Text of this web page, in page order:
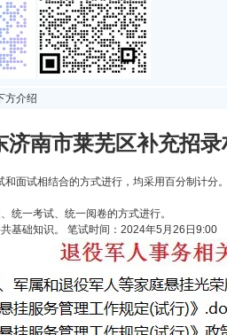
方介绍
济南市莱芜区补充招
和面试相结合的方式进行，均采用百分制计分
统一考试、统一阅卷的方式进行。
基础知识。 笔试时间：2024年5月26日9:00